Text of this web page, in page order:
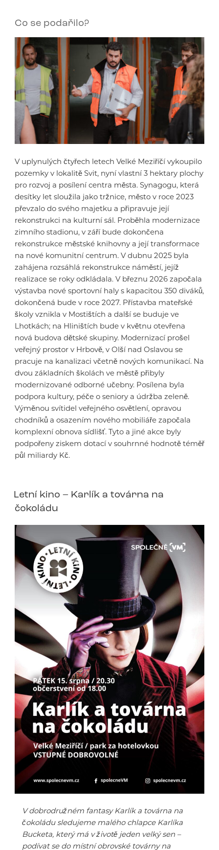
Co se podařilo?
V uplynulých čtyřech letech Velké Meziříčí vykoupilo
pozemky v lokalitě Svit, nyní vlastní 3 hektary plochy
pro rozvoj a posílení centra města. Synagogu, která
desítky let sloužila jako tržnice, město v roce 2023
převzalo do svého majetku a připravuje její
rekonstrukci na kulturní sál. Proběhla modernizace
zimního stadionu, v září bude dokončena
rekonstrukce městské knihovny a její transformace
na nové komunitní centrum. V dubnu 2025 byla
zahájena rozsáhlá rekonstrukce náměstí, jejíž
realizace se roky odkládala. V březnu 2026 započala
výstavba nové sportovní haly s kapacitou 350 diváků,
dokončená bude v roce 2027. Přístavba mateřské
školy vznikla v Mostištích a další se buduje ve
Lhotkách; na Hliništích bude v květnu otevřena
nová budova dětské skupiny. Modernizací prošel
veřejný prostor v Hrbově, v Olší nad Oslavou se
pracuje na kanalizaci včetně nových komunikací. Na
dvou základních školách ve městě přibyly
modernizované odborné učebny. Posílena byla
podpora kultury, péče o seniory a údržba zeleně.
Výměnou svítidel veřejného osvětlení, opravou
chodníků a osazením nového mobiliáře započala
komplexní obnova sídlišť. Tyto a jiné akce byly
podpořeny ziskem dotací v souhrnné hodnotě téměř
půl miliardy Kč.
Letní kino – Karlík a továrna na
čokoládu
V dobrodružném fantasy Karlík a továrna na
čokoládu sledujeme malého chlapce Karlíka
Bucketa, který má v životě jeden velký sen –
podívat se do místní obrovské továrny na